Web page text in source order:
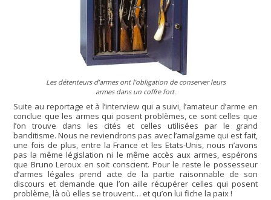
Les détenteurs d’armes ont l’obligation de conserver leurs
armes dans un coffre fort.
Suite au reportage et à l’interview qui a suivi, l’amateur d’arme en
conclue que les armes qui posent problèmes, ce sont celles que
l’on trouve dans les cités et celles utilisées par le grand
banditisme. Nous ne reviendrons pas avec l’amalgame qui est fait,
une fois de plus, entre la France et les Etats-Unis, nous n’avons
pas la même législation ni le même accès aux armes, espérons
que Bruno Leroux en soit conscient. Pour le reste le possesseur
d’armes légales prend acte de la partie raisonnable de son
discours et demande que l’on aille récupérer celles qui posent
problème, là où elles se trouvent… et qu’on lui fiche la paix !